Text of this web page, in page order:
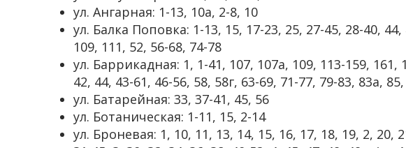
ул. Ангарная: 1-13, 10а, 2-8, 10
ул. Балка Поповка: 1-13, 15, 17-23, 25, 27-45, 28-40,
109, 111, 52, 56-68, 74-78
ул. Баррикадная: 1, 1-41, 107, 107а, 109, 113-159, 161,
42, 44, 43-61, 46-56, 58, 58г, 63-69, 71-77, 79-83, 83а,
ул. Батарейная: 33, 37-41, 45, 56
ул. Ботаническая: 1-11, 15, 2-14
ул. Броневая: 1, 10, 11, 13, 14, 15, 16, 17, 18, 19, 2, 20,